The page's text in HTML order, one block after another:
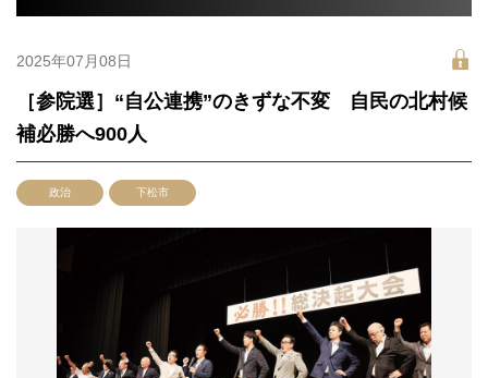
2025年07月08日
［参院選］“自公連携”のきずな不変 自民の北村候
補必勝へ900人
政治 下松市